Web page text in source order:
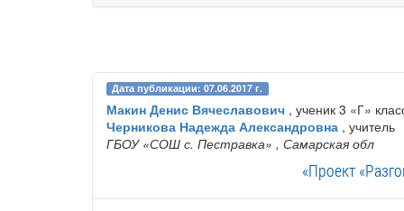
Дата публикации: 07.06.2017 г.
Макин Денис Вячеславович , ученик 3 «Г»
Черникова Надежда Александровна , учитель
ГБОУ ‎«СОШ с. Пестравка» , Самарская обл
«Проект